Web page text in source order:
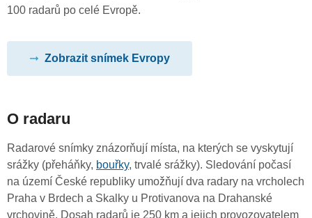
100 radarů po celé Evropě.
Zobrazit snímek Evropy
O radaru
Radarové snímky znázorňují místa, na kterých se vyskytují
srážky (přeháňky, bouřky, trvalé srážky). Sledování počasí
na území České republiky umožňují dva radary na vrcholech
Praha v Brdech a Skalky u Protivanova na Drahanské
vrchovině. Dosah radarů je 250 km a jejich provozovatelem